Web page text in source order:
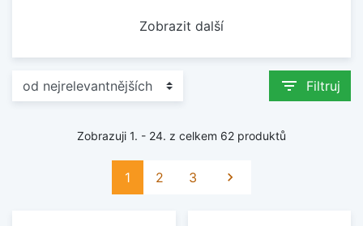
Zobrazit další
filter_list Filtruj
Zobrazuji 1. - 24. z celkem 62 produktů
1 2 3 Další
